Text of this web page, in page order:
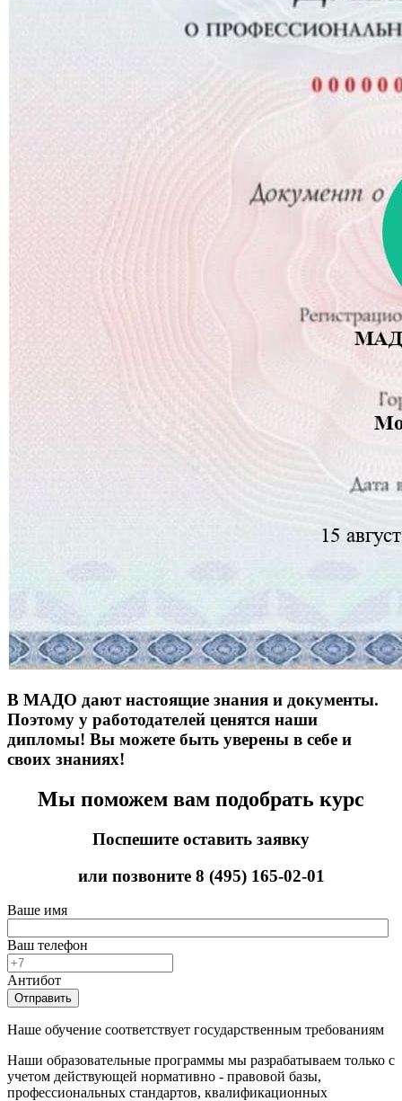
В МАДО дают настоящие знания и документы.
Поэтому у работодателей ценятся наши
дипломы! Вы можете быть уверены в себе и
своих знаниях!
Мы поможем вам подобрать курс
Поспешите оставить заявку
или позвоните 8 (495) 165-02-01
Ваше имя
Ваш телефон
Антибот
Отправить
Наше обучение соответствует государственным требованиям
Наши образовательные программы мы разрабатываем только с
учетом действующей нормативно - правовой базы,
профессиональных стандартов, квалификационных